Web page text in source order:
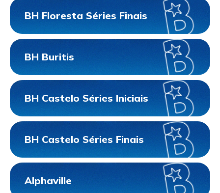
BH Floresta Séries Finais
BH Buritis
BH Castelo Séries Iniciais
BH Castelo Séries Finais
Alphaville